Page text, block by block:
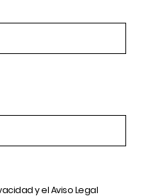
y elAviso Legal